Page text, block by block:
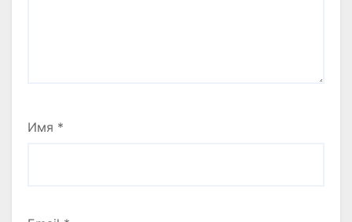
Имя *